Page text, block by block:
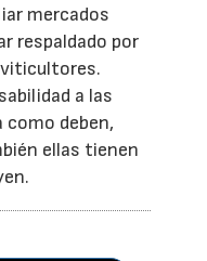
mercados
respaldado por
a las
como deben,
ellas tienen